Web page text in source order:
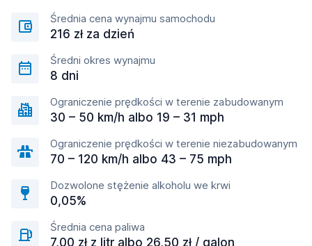
Średnia cena wynajmu samochodu
216 zł za dzień
Średni okres wynajmu
8 dni
Ograniczenie prędkości w terenie zabudowanym
30 – 50 km/h albo 19 – 31 mph
Ograniczenie prędkości w terenie niezabudowanym
70 – 120 km/h albo 43 – 75 mph
Dozwolone stężenie alkoholu we krwi
0,05%
Średnia cena paliwa
7,00 zł z litr albo 26,50 zł / galon